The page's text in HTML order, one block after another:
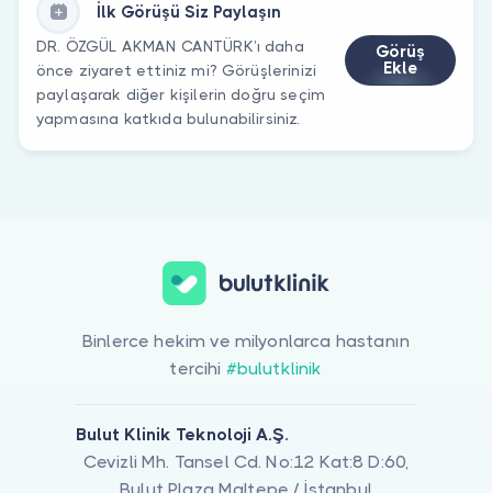
İlk Görüşü Siz Paylaşın
DR. ÖZGÜL AKMAN CANTÜRK’ı daha
önce ziyaret ettiniz mi? Görüşlerinizi
paylaşarak diğer kişilerin doğru seçim
yapmasına katkıda bulunabilirsiniz.
Görüş
Ekle
Binlerce hekim ve milyonlarca hastanın
tercihi #bulutklinik
Bulut Klinik Teknoloji A.Ş.
Cevizli Mh. Tansel Cd. No:12 Kat:8 D:60,
Bulut Plaza Maltepe / İstanbul